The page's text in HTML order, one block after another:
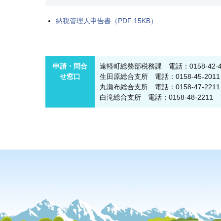
納税管理人申告書（PDF:15KB）
申請・問合
せ窓口
遠軽町総務部税務課 電話：0158-42-
生田原総合支所 電話：0158-45-2011
丸瀬布総合支所 電話：0158-47-2211
白滝総合支所 電話：0158-48-2211